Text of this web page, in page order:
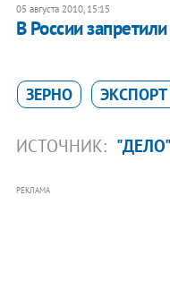
05 августа 2010, 15:15
В России
ЗЕРНО
ИСТОЧНИК: "ДЕЛО"
РЕКЛАМА